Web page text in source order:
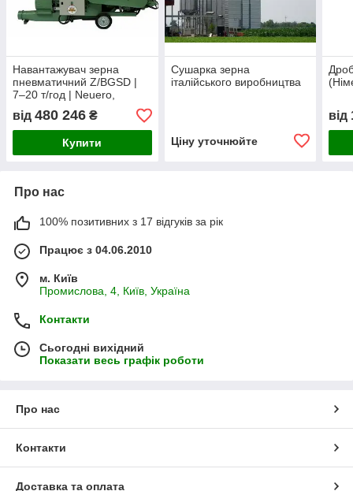
Навантажувач зерна
пневматичний Z/BGSD |
7–20 т/год | Neuero,
Німеччина
від 480 246 ₴
Купити
Сушарка зерна
італійського виробництва
Ціну уточнюйте
від
Про нас
100% позитивних з 17 відгуків за рік
Працює з 04.06.2010
м. Київ
Промислова, 4, Київ, Україна
Контакти
Сьогодні вихідний
Показати весь графік роботи
Про нас
Контакти
Доставка та оплата